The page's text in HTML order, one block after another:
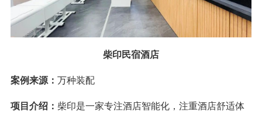
柴印民宿酒店
案例来源： 万种装配
项目介绍： 柴印是一家专注酒店智能化，注重酒店舒适体